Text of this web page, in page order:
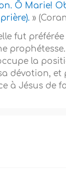
Ô Marie!
»
fut
la
dévotion, et
à Jésus de